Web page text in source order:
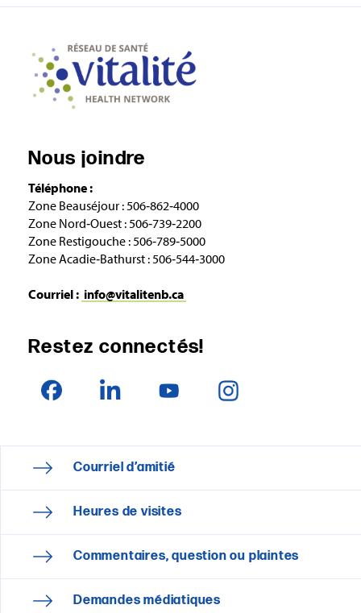
Nous joindre
Téléphone :
Zone Beauséjour : 506‑862‑4000
Zone Nord‑Ouest : 506‑739‑2200
Zone Restigouche : 506‑789‑5000
Zone Acadie‑Bathurst : 506‑544‑3000
Courriel : info@vitalitenb.ca
Restez connectés!
Courriel d’amitié
Heures de visites
Commentaires, question ou plaintes
Demandes médiatiques